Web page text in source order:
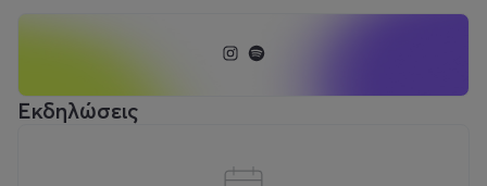
Εκδηλώσεις